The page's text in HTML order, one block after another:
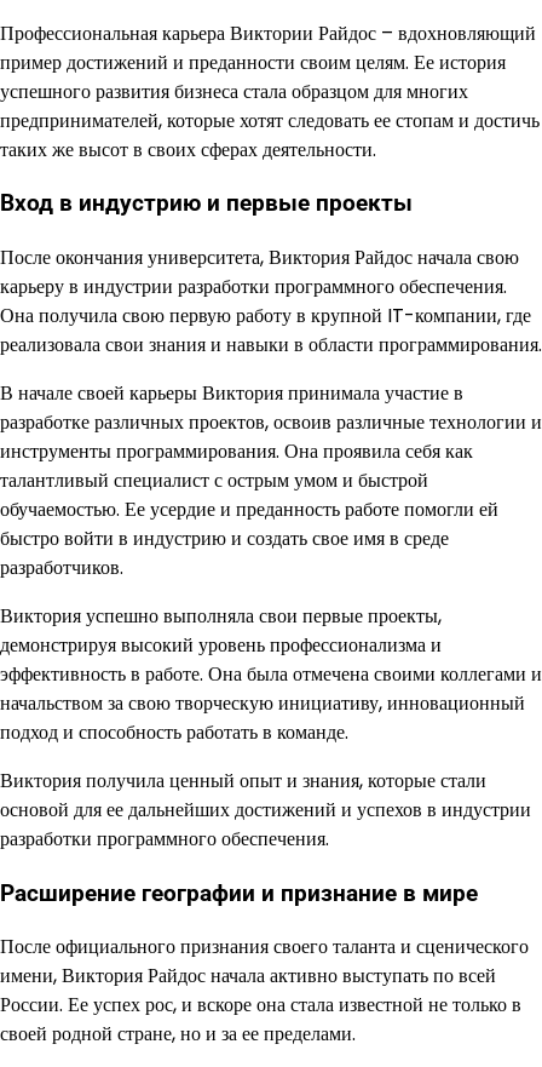
Профессиональная карьера Виктории Райдос – вдохновляющий
пример достижений и преданности своим целям. Ее история
успешного развития бизнеса стала образцом для многих
предпринимателей, которые хотят следовать ее стопам и достичь
таких же высот в своих сферах деятельности.
Вход в индустрию и первые проекты
После окончания университета, Виктория Райдос начала свою
карьеру в индустрии разработки программного обеспечения.
Она получила свою первую работу в крупной IT-компании, где
реализовала свои знания и навыки в области программирования.
В начале своей карьеры Виктория принимала участие в
разработке различных проектов, освоив различные технологии и
инструменты программирования. Она проявила себя как
талантливый специалист с острым умом и быстрой
обучаемостью. Ее усердие и преданность работе помогли ей
быстро войти в индустрию и создать свое имя в среде
разработчиков.
Виктория успешно выполняла свои первые проекты,
демонстрируя высокий уровень профессионализма и
эффективность в работе. Она была отмечена своими коллегами и
начальством за свою творческую инициативу, инновационный
подход и способность работать в команде.
Виктория получила ценный опыт и знания, которые стали
основой для ее дальнейших достижений и успехов в индустрии
разработки программного обеспечения.
Расширение географии и признание в мире
После официального признания своего таланта и сценического
имени, Виктория Райдос начала активно выступать по всей
России. Ее успех рос, и вскоре она стала известной не только в
своей родной стране, но и за ее пределами.